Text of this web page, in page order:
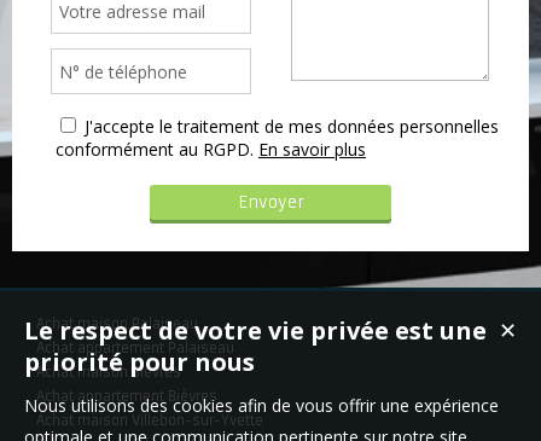
J'accepte le traitement de mes données personnelles
conformément au RGPD. En savoir plus
Achat maison Palaiseau
Achat appartement Palaiseau
Achat maison Bièvres
Achat appartement Bièvres
Achat maison Villebon-sur-Yvette
✕
Le respect de votre vie privée est une
priorité pour nous
Nous utilisons des cookies afin de vous offrir une expérience